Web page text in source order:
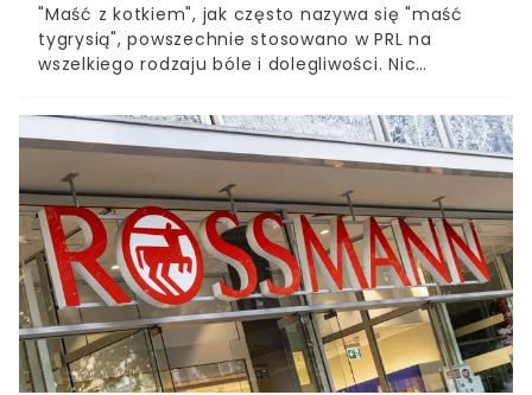
"Maść z kotkiem", jak często nazywa się "maść
tygrysią", powszechnie stosowano w PRL na
wszelkiego rodzaju bóle i dolegliwości. Nic
naukowo. Mało kto wie, że w składzie "maści z
kotkiem" znajdziemy jeden zaskakujący składnik.
To dzięki niemu maść rozgrzewa i walczy z
wirusami.